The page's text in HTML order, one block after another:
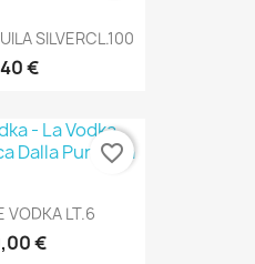
SILVERCL.100
€
VODKA LT.6
€
favorite_border